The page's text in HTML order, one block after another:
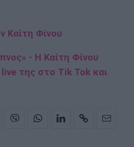
Καίτη Φίνου
- Η Καίτη Φίνου
της στο Tik Tok και